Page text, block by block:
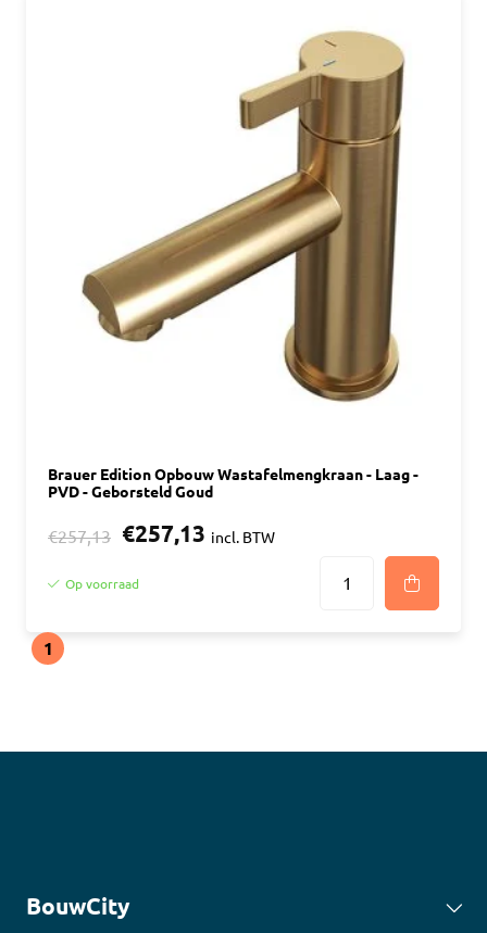
Brauer Edition Opbouw Wastafelmengkraan - Laag -
PVD - Geborsteld Goud
€257,13 €257,13 incl. BTW
Op voorraad
1
BouwCity